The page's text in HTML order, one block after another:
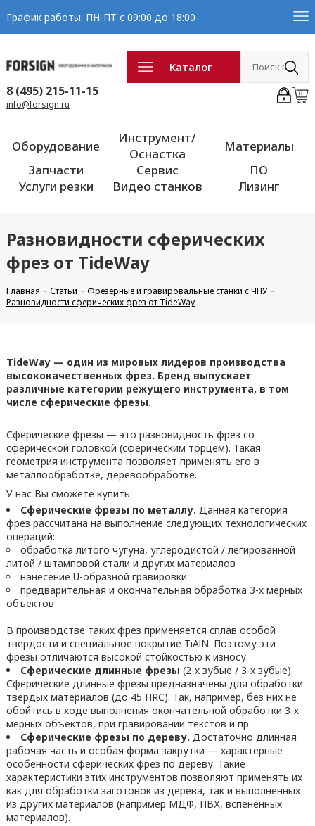
График работы: ПН-ПТ с 09:00 до 18:00
Каталог
8 (495) 215-11-15
info@forsign.ru
Оборудование
Инструмент/
Оснастка
Материалы
Запчасти
Сервис
ПО
Услуги резки
Видео станков Лизинг
Разновидности сферических
фрез от TideWay
Главная Статьи
Фрезерные и гравировальные станки с ЧПУ
Разновидности сферических фрез от TideWay
TideWay — один из мировых лидеров производства
высококачественных фрез. Бренд выпускает
различные категории режущего инструмента, в том
числе сферические фрезы.
Сферические фрезы — это разновидность фрез со
сферической головкой (сферическим торцем). Такая
геометрия инструмента позволяет применять его в
металлообработке, деревообработке.
У нас Вы сможете купить:
Сферические фрезы по металлу. Данная категория
фрез рассчитана на выполнение следующих технологических
операций:
обработка литого чугуна, углеродистой / легированной
литой / штамповой стали и других материалов
нанесение U-образной гравировки
предварительная и окончательная обработка 3-х мерных
объектов
В производстве таких фрез применяется сплав особой
твердости и специальное покрытие TiAlN. Поэтому эти
фрезы отличаются высокой стойкостью к износу.
Сферические длинные фрезы (2-х зубые / 3-х зубые).
Сферические длинные фрезы предназначены для обработки
твердых материалов (до 45 HRC). Так, например, без них не
обойтись в ходе выполнения окончательной обработки 3-х
мерных объектов, при гравировании текстов и пр.
Сферические фрезы по дереву. Достаточно длинная
рабочая часть и особая форма закрутки — характерные
особенности сферических фрез по дереву. Такие
характеристики этих инструментов позволяют применять их
как для обработки заготовок из дерева, так и выполненных
из других материалов (например МДФ, ПВХ, вспененных
материалов).